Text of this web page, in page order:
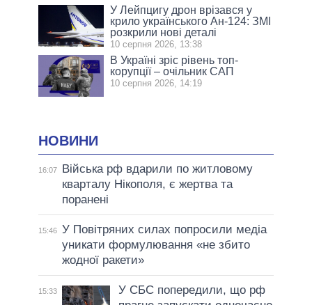
У Лейпцигу дрон врізався у
крило українського Ан-124: ЗМІ
розкрили нові деталі
10 серпня 2026, 13:38
В Україні зріс рівень топ-
корупції – очільник САП
10 серпня 2026, 14:19
НОВИНИ
16:07
Війська рф вдарили по житловому
кварталу Нікополя, є жертва та
поранені
15:46 У Повітряних силах попросили медіа
уникати формулювання «не збито
жодної ракети»
15:33
У СБС попередили, що рф